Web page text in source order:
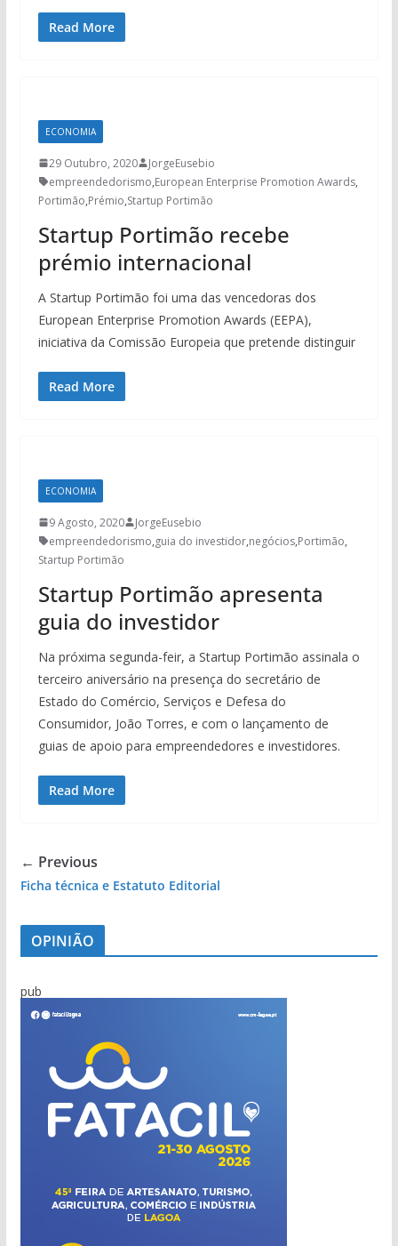
Read More
ECONOMIA
29 Outubro, 2020
JorgeEusebio
empreendedorismo,European Enterprise Promotion Awards,
Portimão,Prémio,Startup Portimão
Startup Portimão recebe
prémio internacional
A Startup Portimão foi uma das vencedoras dos
European Enterprise Promotion Awards (EEPA),
iniciativa da Comissão Europeia que pretende distinguir
Read More
ECONOMIA
9 Agosto, 2020
JorgeEusebio
empreendedorismo,guia do investidor,negócios,Portimão,
Startup Portimão
Startup Portimão apresenta
guia do investidor
Na próxima segunda-feir, a Startup Portimão assinala o
terceiro aniversário na presença do secretário de
Estado do Comércio, Serviços e Defesa do
Consumidor, João Torres, e com o lançamento de
guias de apoio para empreendedores e investidores.
Read More
← Previous
Ficha técnica e Estatuto Editorial
OPINIÃO
pub